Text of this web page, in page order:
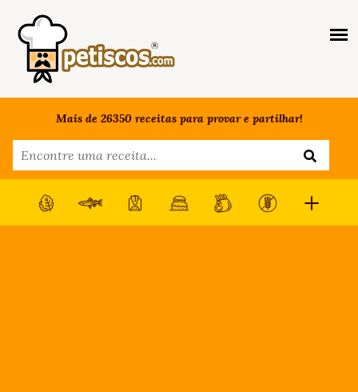
Mais de 26350 receitas para provar e partilhar!